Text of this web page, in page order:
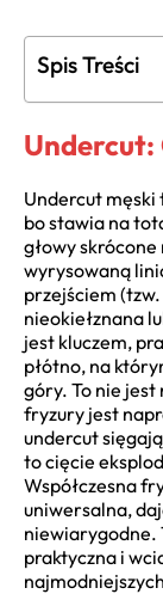
Spis Treści
Undercut:
Undercut męski
bo stawia na
głowy
wyrysowaną
przejściem
nieokiełznana
jest kluczem,
płótno, na
góry. To nie
fryzury jest
undercut
to cięcie
Współczesna
uniwersalna,
niewiarygodne.
praktyczna i